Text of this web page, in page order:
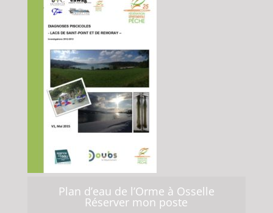
Plan d’eau de l’Orme à Osselle
Réserver mon poste